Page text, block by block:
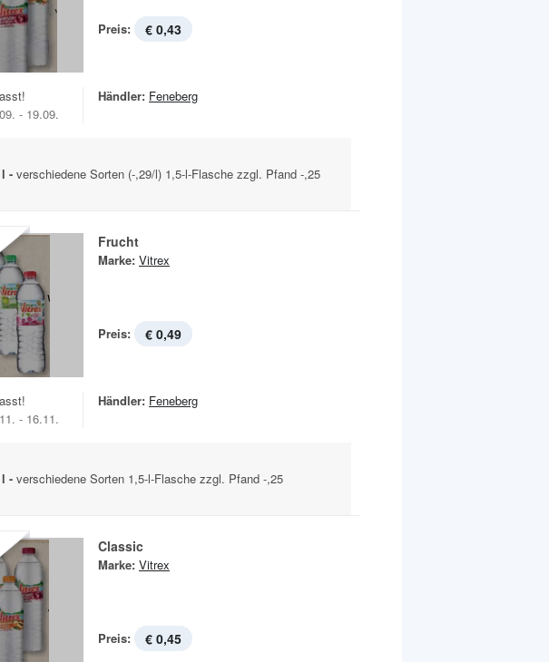
Preis: € 0,43
- 19.09.
Händler: Feneberg
- verschiedene Sorten (-,29/l) 1,5-l-Flasche zzgl. Pfand -,25
Frucht
Marke: Vitrex
Preis: € 0,49
- 16.11.
Händler: Feneberg
- verschiedene Sorten 1,5-l-Flasche zzgl. Pfand -,25
Classic
Marke: Vitrex
Preis: € 0,45